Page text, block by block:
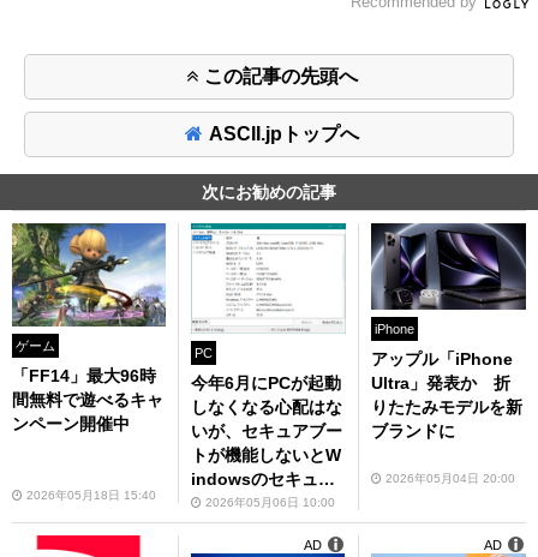
この記事の先頭へ
ASCII.jpトップへ
次にお勧めの記事
ゲーム
「FF14」最大96時
間無料で遊べるキャ
ンペーン開催中
2026年05月18日 15:40
PC
今年6月にPCが起動
しなくなる心配はな
いが、セキュアブー
トが機能しないとW
indowsのセキュリ
ティ機能は一部使え
なくなる
2026年05月06日 10:00
iPhone
アップル「iPhone
Ultra」発表か 折
りたたみモデルを新
ブランドに
2026年05月04日 20:00
AD AD